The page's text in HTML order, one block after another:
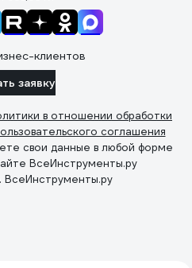
клиентов
заявку
в отношении обработки
соглашения
свои данные в любой форме
ВсеИнструменты.ру